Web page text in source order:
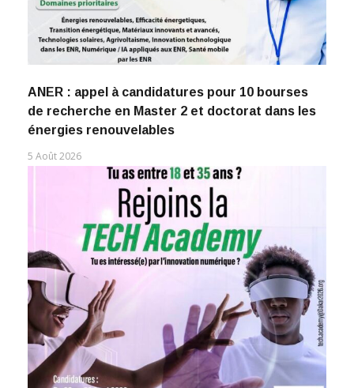
ANER : appel à candidatures pour 10 bourses
de recherche en Master 2 et doctorat dans les
énergies renouvelables
5 Août 2026